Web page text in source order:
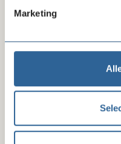
Marketing